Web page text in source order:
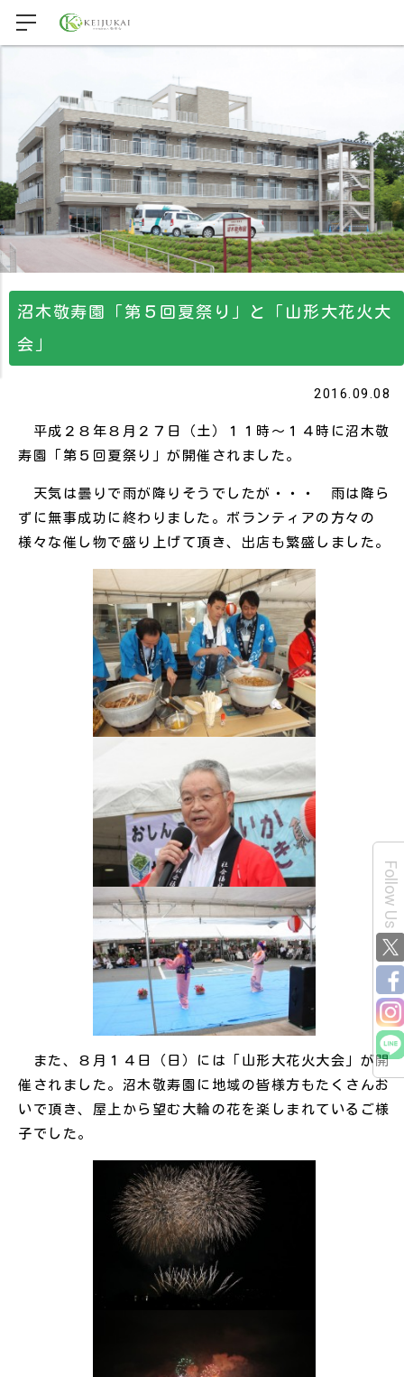
沼木敬寿園「第５回夏祭り」と「山形大花火大
会」
2016.09.08
平成２８年８月２７日（土）１１時～１４時に沼木敬
寿園「第５回夏祭り」が開催されました。
天気は曇りで雨が降りそうでしたが・・・ 雨は降ら
ずに無事成功に終わりました。ボランティアの方々の
様々な催し物で盛り上げて頂き、出店も繁盛しました。
また、８月１４日（日）には「山形大花火大会」が開
催されました。沼木敬寿園に地域の皆様方もたくさんお
いで頂き、屋上から望む大輪の花を楽しまれているご様
子でした。
Follow Us